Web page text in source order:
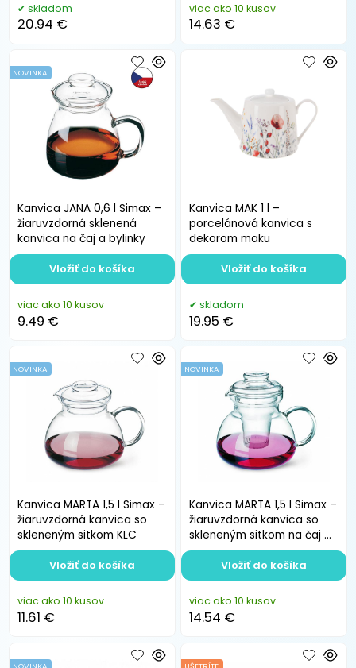
skladom
20.94 €
viac ako 10 kusov
14.63 €
Kanvica JANA 0,6 l Simax –
žiaruvzdorná sklenená
kanvica na čaj a bylinky
NOVINKA
viac ako 10 kusov
9.49 €
Vložiť do košíka
Kanvica MAK 1 l –
porcelánová kanvica s
dekorom maku
skladom
19.95 €
Vložiť do košíka
Kanvica MARTA 1,5 l Simax –
žiaruvzdorná kanvica so
skleneným sitkom KLC
NOVINKA
viac ako 10 kusov
11.61 €
Vložiť do košíka
Kanvica MARTA 1,5 l Simax –
žiaruvzdorná kanvica so
skleneným sitkom na čaj a
bylinky
NOVINKA
viac ako 10 kusov
14.54 €
Vložiť do košíka
NOVINKA UŠETRÍTE